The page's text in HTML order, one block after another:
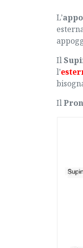
L’
Il
l’
Il